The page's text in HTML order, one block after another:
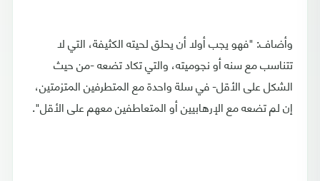
وأضاف: "فهو يجب أولا أن يحلق لحيته الكثيفة، التي لا
تتناسب مع سنه أو نجوميته، والتي تكاد تضعه -من حيث
الشكل على الأقل- في سلة واحدة مع المتطرفين المتزمتين،
إن لم تضعه مع الإرهابيين أو المتعاطفين معهم على الأقل".